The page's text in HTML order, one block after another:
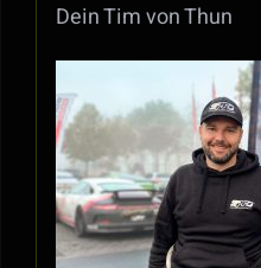
Dein Tim von Thun